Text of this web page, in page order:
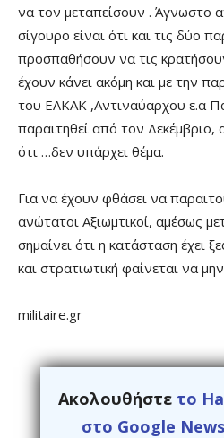
να τον μεταπείσουν . Άγνωστο
σίγουρο είναι ότι και τις δύο
προσπαθήσουν να τις
έχουν κάνει ακόμη και με την
του ΕΛΚΑΚ ,Αντιναύαρχου ε.α
παραιτηθεί από τον
ότι …δεν υπάρχει θέμα.
Για να έχουν φθάσει να
ανώτατοι Αξιωμτικοί, αμέσως
σημαίνει ότι η κατάσταση έχει
και στρατιωτική φαίνεται να
militaire.gr
Ακολουθήστε το
στο Google News